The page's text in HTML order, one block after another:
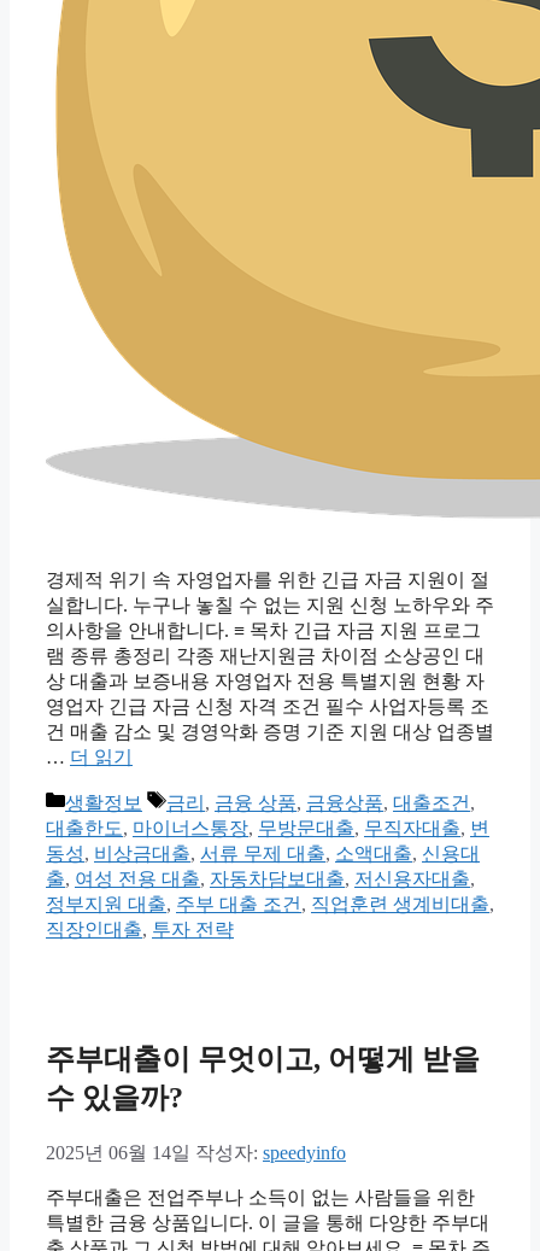
경제적 위기 속 자영업자를 위한 긴급 자금 지원이 절
실합니다. 누구나 놓칠 수 없는 지원 신청 노하우와 주
의사항을 안내합니다. ≡ 목차 긴급 자금 지원 프로그
램 종류 총정리 각종 재난지원금 차이점 소상공인 대
상 대출과 보증내용 자영업자 전용 특별지원 현황 자
영업자 긴급 자금 신청 자격 조건 필수 사업자등록 조
건 매출 감소 및 경영악화 증명 기준 지원 대상 업종별
… 더 읽기
카
테
고
리
생활정보
태
그
금리 , 금융 상품, 금융상품, 대출조건 ,
대출한도, 마이너스통장, 무방문대출, 무직자대출, 변
동성, 비상금대출, 서류 무제 대출, 소액대출, 신용대
출, 여성 전용 대출, 자동차담보대출, 저신용자대출,
정부지원 대출, 주부 대출 조건 , 직업훈련 생계비대출,
직장인대출, 투자 전략
주부대출이 무엇이고, 어떻게 받을
수 있을까?
2025년 06월 14일 작성자: speedyinfo
주부대출은 전업주부나 소득이 없는 사람들을 위한
특별한 금융 상품입니다. 이 글을 통해 다양한 주부대